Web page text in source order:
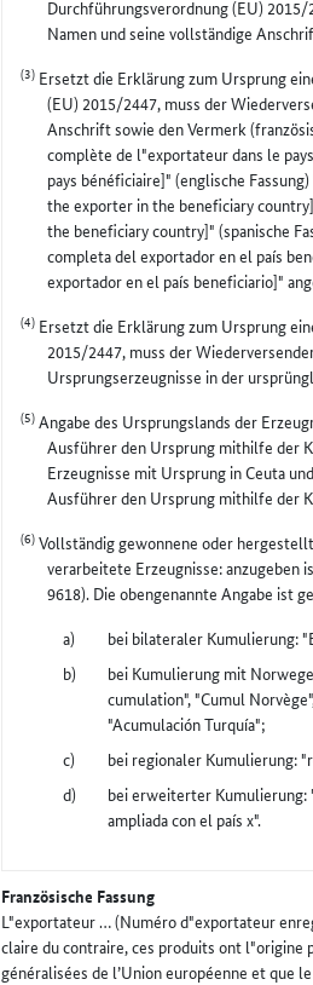
Durchführungsverordnung (EU)
Namen und seine vollständige
(3) Ersetzt die Erklärung zum Ursprung
(EU) 2015/2447, muss der
Anschrift sowie den Vermerk
complète de l"exportateur dans le
pays bénéficiaire]" (englische
the exporter in the beneficiary
the beneficiary country]" (spanische
completa del exportador en el país
exportador en el país beneficiario]"
(4) Ersetzt die Erklärung zum Ursprung
2015/2447, muss der
Ursprungserzeugnisse in der
(5)Angabe des Ursprungslands der
Ausführer den Ursprung mithilfe der
Erzeugnisse mit Ursprung in Ceuta
Ausführer den Ursprung mithilfe der
(6)Vollständig gewonnene oder
verarbeitete Erzeugnisse: anzugeben
9618). Die obengenannte Angabe ist
bei bilateraler Kumulierung:
bei Kumulierung mit
cumulation", "Cumul
"Acumulación Turquía";
bei regionaler Kumulierung:
bei erweiterter Kumulierung:
ampliada con el país x".
Französische Fassung
L"exportateur … (Numéro d"exportateur
claire du contraire, ces produits ont
généralisées de l’Union européenne et